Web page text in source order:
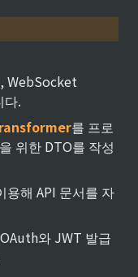
WebSocket
다.
를 프로
위한 DTO를 작성
용해 API 문서를 자
와 JWT 발급